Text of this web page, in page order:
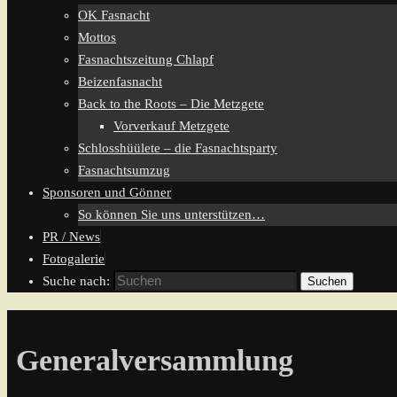
OK Fasnacht
Mottos
Fasnachtszeitung Chlapf
Beizenfasnacht
Back to the Roots – Die Metzgete
Vorverkauf Metzgete
Schlosshüülete – die Fasnachtsparty
Fasnachtsumzug
Sponsoren und Gönner
So können Sie uns unterstützen…
PR / News
Fotogalerie
Suche nach:
Suchen
Generalversammlung